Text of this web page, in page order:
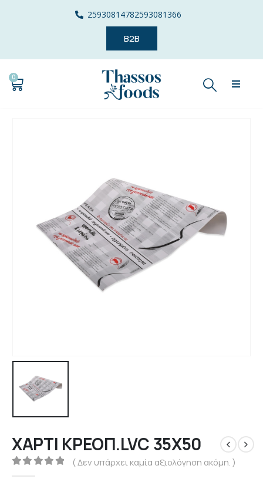
25930814782593081366
B2B
0
ΧΑΡΤΙ ΚΡΕΟΠ.LVC 35X50
0out of 5
( Δεν υπάρχει καμία αξιολόγηση ακόμη. )